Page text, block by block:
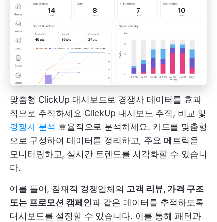
맞춤형 ClickUp 대시보드로 경쟁사 데이터를 효과
적으로 추적하세요 ClickUp 대시보드 추적, 비교 및
경쟁사 분석 효율적으로 분석하세요. 카드를 맞춤형
으로 구성하여 데이터를 정리하고, 주요 메트릭을
모니터링하고, 실시간 트렌드를 시각화할 수 있습니
다.
예를 들어, 잠재적 경쟁업체의 고객 리뷰, 가격 구조
또는 프로모션 캠페인과 같은 데이터를 추적하도록
대시보드를 설정할 수 있습니다. 이를 통해 패턴과